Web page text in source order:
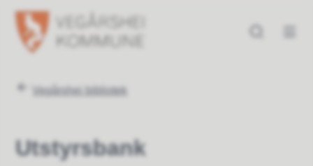
Vegårshei kommune
Du er her:
Vegårshei bibliotek
Utstyrsbank